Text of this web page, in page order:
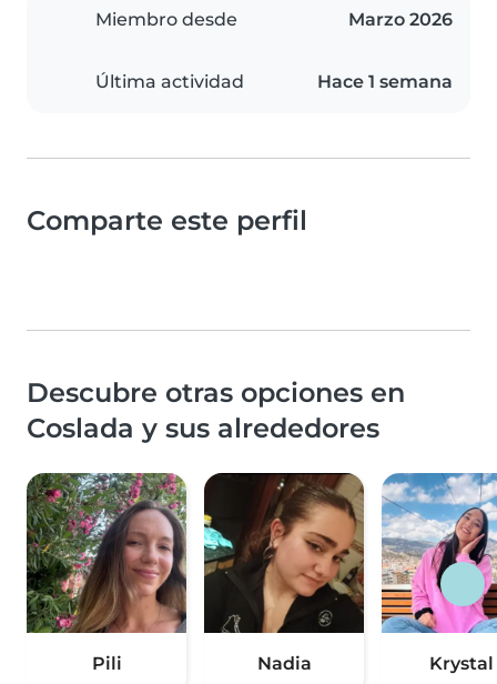
Miembro desde Marzo 2026
Última actividad Hace 1 semana
Comparte este perfil
Descubre otras opciones en
Coslada y sus alrededores
Pili Nadia Krystal